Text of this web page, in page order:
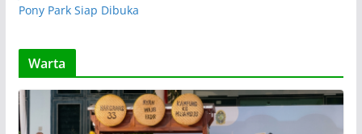
Pony Park Siap Dibuka
Warta